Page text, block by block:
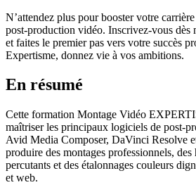
N’attendez plus pour booster votre
post-production vidéo. Inscrivez-vous dès
et faites le premier pas vers votre succès
Expertisme, donnez vie à vos ambitions.
En résumé
Cette formation Montage Vidéo
maîtriser les principaux logiciels de post-
Avid Media Composer, DaVinci Resolve
produire des montages professionnels,
percutants et des étalonnages couleurs
et web.